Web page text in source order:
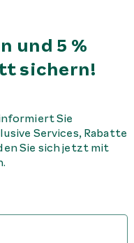
und 5 %
sichern!
Sie
Services, Rabatte
Sie sich jetzt mit